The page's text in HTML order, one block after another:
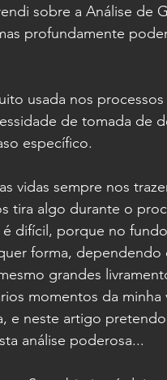
sobre a Análise de
profundamente
usada nos
de tomada de
específico.
vidas sempre nos
tira algo durante o
difícil, porque no
forma, dependendo
grandes
momentos da minha
e neste artigo
análise poderosa...